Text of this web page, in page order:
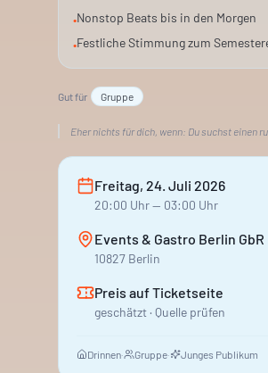
•Nonstop Beats bis in den Morgen
•Festliche Stimmung zum
Gut für Gruppe
Eher nichts für dich, wenn: Du suchst einen
Freitag, 24. Juli 2026
20:00 Uhr— 03:00 Uhr
Events & Gastro Berlin GbR
10827 Berlin
Preis auf Ticketseite
geschätzt · Quelle prüfen
Drinnen· Gruppe· Junges Publikum